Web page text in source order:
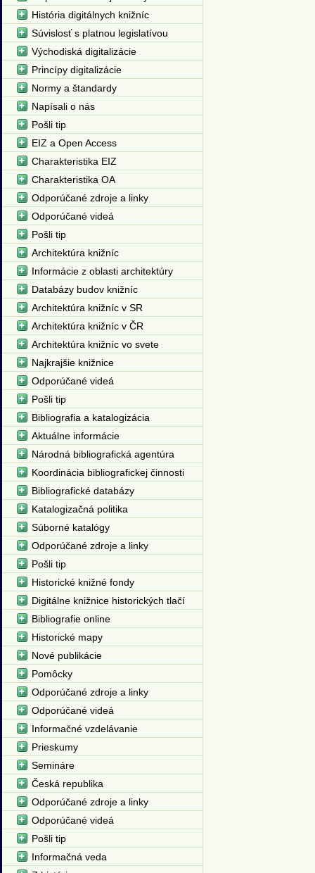
História digitálnych knižníc
Súvislosť s platnou legislatívou
Východiská digitalizácie
Princípy digitalizácie
Normy a štandardy
Napísali o nás
Pošli tip
EIZ a Open Access
Charakteristika EIZ
Charakteristika OA
Odporúčané zdroje a linky
Odporúčané videá
Pošli tip
Architektúra knižníc
Informácie z oblasti architektúry
Databázy budov knižníc
Architektúra knižníc v SR
Architektúra knižníc v ČR
Architektúra knižníc vo svete
Najkrajšie knižnice
Odporúčané videá
Pošli tip
Bibliografia a katalogizácia
Aktuálne informácie
Národná bibliografická agentúra
Koordinácia bibliografickej činnosti
Bibliografické databázy
Katalogizačná politika
Súborné katalógy
Odporúčané zdroje a linky
Pošli tip
Historické knižné fondy
Digitálne knižnice historických tlačí
Bibliografie online
Historické mapy
Nové publikácie
Pomôcky
Odporúčané zdroje a linky
Odporúčané videá
Informačné vzdelávanie
Prieskumy
Semináre
Česká republika
Odporúčané zdroje a linky
Odporúčané videá
Pošli tip
Informačná veda